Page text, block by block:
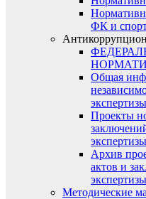
ФК и
Общая
экспертизы
Проекты
экспертизы
Архив
актов и
экспертизы
Методические